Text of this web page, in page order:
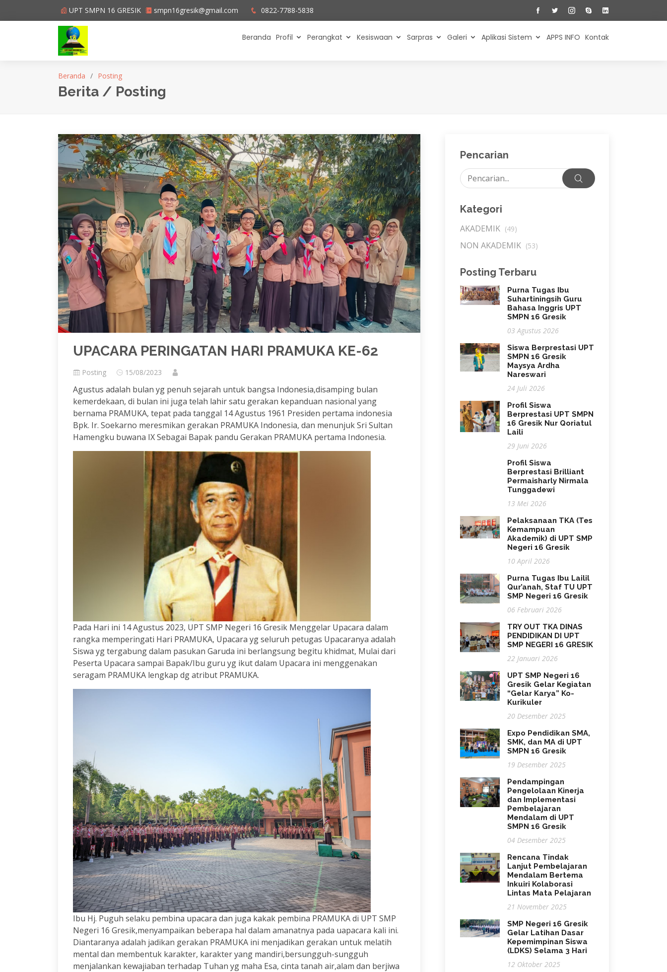
UPT SMPN 16 GRESIK smpn16gresik@gmail.com 0822-7788-5838
Beranda Profil Perangkat Kesiswaan Sarpras Galeri Aplikasi Sistem APPS INFO Kontak
Beranda Posting
Berita / Posting
UPACARA PERINGATAN HARI PRAMUKA KE-62
Posting 15/08/2023
Agustus adalah bulan yg penuh sejarah untuk bangsa Indonesia,disamping bulan
kemerdekaan, di bulan ini juga telah lahir satu gerakan kepanduan nasional yang
bernama PRAMUKA, tepat pada tanggal 14 Agustus 1961 Presiden pertama indonesia
Bpk. Ir. Soekarno meresmikan gerakan PRAMUKA Indonesia, dan menunjuk Sri Sultan
Hamengku buwana IX Sebagai Bapak pandu Gerakan PRAMUKA pertama Indonesia.
Pada Hari ini 14 Agustus 2023, UPT SMP Negeri 16 Gresik Menggelar Upacara dalam
rangka memperingati Hari PRAMUKA, Upacara yg seluruh petugas Upacaranya adalah
Siswa yg tergabung dalam pasukan Garuda ini berlangsung begitu khidmat, Mulai dari
Peserta Upacara sampai Bapak/Ibu guru yg ikut dalam Upacara ini menggenakan
seragam PRAMUKA lengkap dg atribut PRAMUKA.
Ibu Hj. Puguh selaku pembina upacara dan juga kakak pembina PRAMUKA di UPT SMP
Negeri 16 Gresik,menyampaikan beberapa hal dalam amanatnya pada uapacara kali ini.
Diantaranya adalah jadikan gerakan PRAMUKA ini menjadikan gerakan untuk melatih
mental dan membentuk karakter, karakter yang mandiri,bersungguh-sungguh
menjalankan kewajiaban terhadap Tuhan yg maha Esa, cinta tanah air,alam dan berjiwa
Pencarian
Kategori
AKADEMIK (49)
NON AKADEMIK (53)
Posting Terbaru
Purna Tugas Ibu
Suhartiningsih Guru
Bahasa Inggris UPT
SMPN 16 Gresik
03 Agustus 2026
Siswa Berprestasi UPT
SMPN 16 Gresik
Maysya Ardha
Nareswari
24 Juli 2026
Profil Siswa
Berprestasi UPT SMPN
16 Gresik Nur Qoriatul
Laili
29 Juni 2026
Profil Siswa
Berprestasi Brilliant
Permaisharly Nirmala
Tunggadewi
13 Mei 2026
Pelaksanaan TKA (Tes
Kemampuan
Akademik) di UPT SMP
Negeri 16 Gresik
10 April 2026
Purna Tugas Ibu Lailil
Qur’anah, Staf TU UPT
SMP Negeri 16 Gresik
06 Februari 2026
TRY OUT TKA DINAS
PENDIDIKAN DI UPT
SMP NEGERI 16 GRESIK
22 Januari 2026
UPT SMP Negeri 16
Gresik Gelar Kegiatan
“Gelar Karya” Ko-
Kurikuler
20 Desember 2025
Expo Pendidikan SMA,
SMK, dan MA di UPT
SMPN 16 Gresik
19 Desember 2025
Pendampingan
Pengelolaan Kinerja
dan Implementasi
Pembelajaran
Mendalam di UPT
SMPN 16 Gresik
04 Desember 2025
Rencana Tindak
Lanjut Pembelajaran
Mendalam Bertema
Inkuiri Kolaborasi
Lintas Mata Pelajaran
21 November 2025
SMP Negeri 16 Gresik
Gelar Latihan Dasar
Kepemimpinan Siswa
(LDKS) Selama 3 Hari
12 Oktober 2025